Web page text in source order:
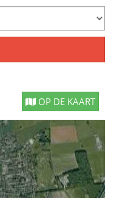
OP DE KAART